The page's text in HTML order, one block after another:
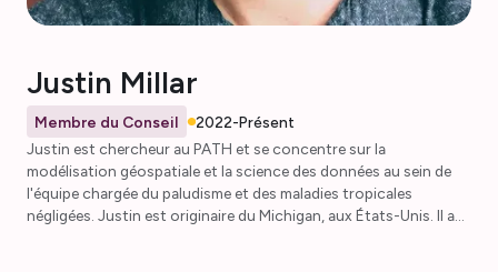
Justin Millar
Membre du Conseil
2022-Présent
Justin est chercheur au PATH et se concentre sur la
modélisation géospatiale et la science des données au sein de
l'équipe chargée du paludisme et des maladies tropicales
négligées. Justin est originaire du Michigan, aux États-Unis. Il a